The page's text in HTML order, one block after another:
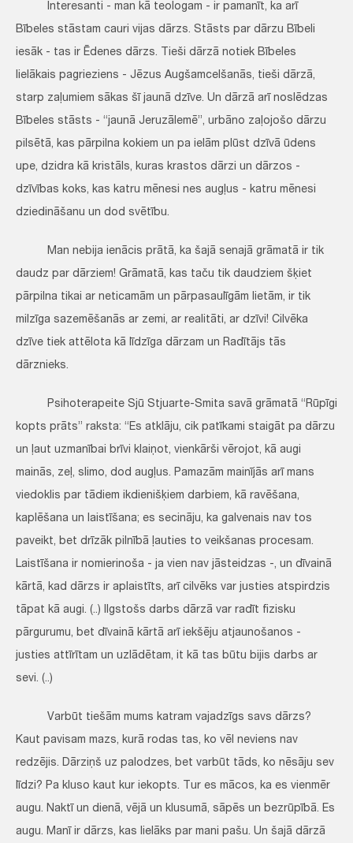
Interesanti - man kā teologam - ir pamanīt, ka arī
Bībeles stāstam cauri vijas dārzs. Stāsts par dārzu Bībeli
iesāk - tas ir Ēdenes dārzs. Tieši dārzā notiek Bībeles
lielākais pagrieziens - Jēzus Augšamcelšanās, tieši dārzā,
starp zaļumiem sākas šī jaunā dzīve. Un dārzā arī noslēdzas
Bībeles stāsts - “jaunā Jeruzālemē”, urbāno zaļojošo dārzu
pilsētā, kas pārpilna kokiem un pa ielām plūst dzīvā ūdens
upe, dzidra kā kristāls, kuras krastos dārzi un dārzos -
dzīvības koks, kas katru mēnesi nes augļus - katru mēnesi
dziedināšanu un dod svētību.
Man nebija ienācis prātā, ka šajā senajā grāmatā ir tik
daudz par dārziem! Grāmatā, kas taču tik daudziem šķiet
pārpilna tikai ar neticamām un pārpasaulīgām lietām, ir tik
milzīga sazemēšanās ar zemi, ar realitāti, ar dzīvi! Cilvēka
dzīve tiek attēlota kā līdzīga dārzam un Radītājs tās
dārznieks.
Psihoterapeite Sjū Stjuarte-Smita savā grāmatā “Rūpīgi
kopts prāts” raksta: “Es atklāju, cik patīkami staigāt pa dārzu
un ļaut uzmanībai brīvi klaiņot, vienkārši vērojot, kā augi
mainās, zeļ, slimo, dod augļus. Pamazām mainījās arī mans
viedoklis par tādiem ikdienišķiem darbiem, kā ravēšana,
kaplēšana un laistīšana; es secināju, ka galvenais nav tos
paveikt, bet drīzāk pilnībā ļauties to veikšanas procesam.
Laistīšana ir nomierinoša - ja vien nav jāsteidzas -, un dīvainā
kārtā, kad dārzs ir aplaistīts, arī cilvēks var justies atspirdzis
tāpat kā augi. (..) Ilgstošs darbs dārzā var radīt fizisku
pārgurumu, bet dīvainā kārtā arī iekšēju atjaunošanos -
justies attīrītam un uzlādētam, it kā tas būtu bijis darbs ar
sevi. (..)
Varbūt tiešām mums katram vajadzīgs savs dārzs?
Kaut pavisam mazs, kurā rodas tas, ko vēl neviens nav
redzējis. Dārziņš uz palodzes, bet varbūt tāds, ko nēsāju sev
līdzi? Pa kluso kaut kur iekopts. Tur es mācos, ka es vienmēr
augu. Naktī un dienā, vējā un klusumā, sāpēs un bezrūpībā. Es
augu. Manī ir dārzs, kas lielāks par mani pašu. Un šajā dārzā